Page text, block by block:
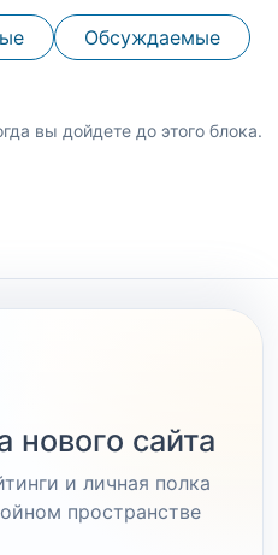
Обсуждаемые
вы дойдете до этого блока.
нового сайта
и личная полка
пространстве